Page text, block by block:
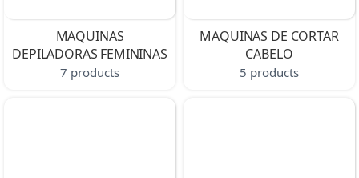
MAQUINAS
DEPILADORAS FEMININAS
7 products
MAQUINAS DE CORTAR
CABELO
5 products